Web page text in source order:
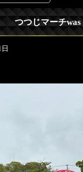
つつじマーチwas